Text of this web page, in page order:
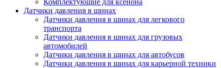
Комплектующие для ксенона
Датчики давления в шинах
Датчики давления в шинах для легкового
транспорта
Датчики давления в шинах для грузовых
автомобилей
Датчики давления в шинах для автобусов
Датчики давления в шинах для карьерной техники